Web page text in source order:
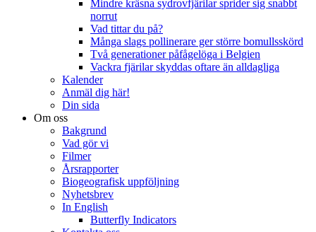
Mindre kräsna sydrovfjärilar sprider sig snabbt
norrut
Vad tittar du på?
Många slags pollinerare ger större bomullsskörd
Två generationer påfågelöga i Belgien
Vackra fjärilar skyddas oftare än alldagliga
Kalender
Anmäl dig här!
Din sida
Om oss
Bakgrund
Vad gör vi
Filmer
Årsrapporter
Biogeografisk uppföljning
Nyhetsbrev
In English
Butterfly Indicators